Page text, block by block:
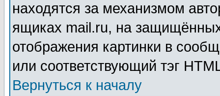
находятся за механизмом
ящиках mail.ru, на
отображения картинки в
или соответствующий тэг
Вернуться к началу